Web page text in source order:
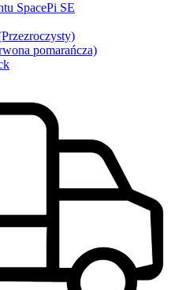
SpacePi SE
pomarańcza)